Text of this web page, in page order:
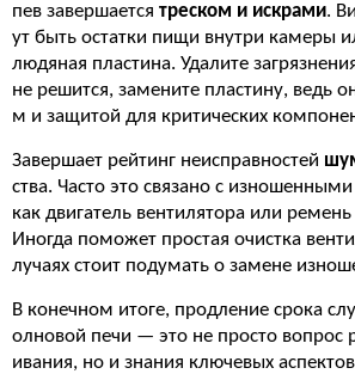
пев завершается треском и искрами.
ут быть остатки пищи внутри камеры
людяная пластина. Удалите
не решится, замените пластину, ведь
м и защитой для критических
Завершает рейтинг неисправностей
ства. Часто это связано с
как двигатель вентилятора или
Иногда поможет простая очистка
лучаях стоит подумать о замене
В конечном итоге, продление срока
олновой печи — это не просто вопрос
ивания, но и знания ключевых